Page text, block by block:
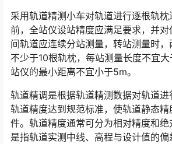
采用轨道精测小车对轨道进行逐根轨
前，全站仪设站精度应满足要求，并
间轨道应连续分站测量，转站测量时
不少于10根轨枕，每站测量长度不宜
站仪的最小距离不宜小于5m。󠅅󠅃󠄵󠅂󠄪󠇖󠆨󠆨󠇕󠆞󠆒󠅬󠇘󠆭󠆘󠇙󠆝󠅵󠇗󠆭󠆁󠄐󠇗󠅹󠅸󠇖󠆍󠅳󠇖󠅹󠅰󠇖󠆌󠅹
轨道精调是根据轨道精测数据对轨道
轨道精度达到规范标准，使轨道静态
件。轨道精度通常可分为相对精度和
是指轨道实测中线、高程与设计值的